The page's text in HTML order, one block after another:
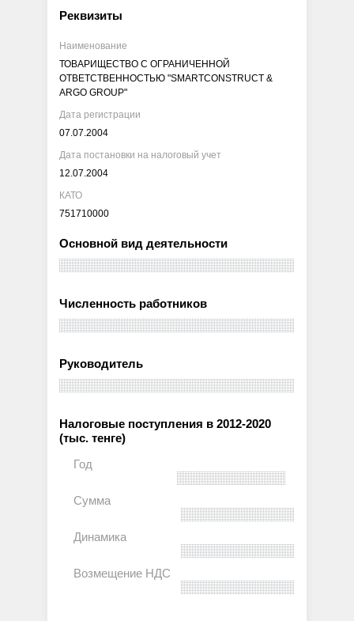
Реквизиты
Наименование
ТОВАРИЩЕСТВО С ОГРАНИЧЕННОЙ
ОТВЕТСТВЕННОСТЬЮ "SMARTCONSTRUCT &
ARGO GROUP"
Дата регистрации
07.07.2004
Дата постановки на налоговый учет
12.07.2004
КАТО
751710000
Основной вид деятельности
Численность работников
Руководитель
Налоговые поступления в 2012-2020
(тыс. тенге)